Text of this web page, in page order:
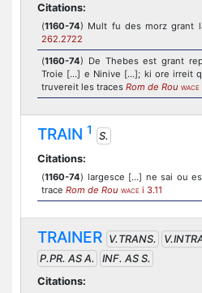
Citations:
(1160-74) Mult fu des morz grant
262.2722
(1160-74) De Thebes est grant
Troie [...] e Ninive [...]; ki ore irreit
truvereit les traces Rom de Rou WACE
TRAIN 1
S.
Citations:
(1160-74) largesce [...] ne sai ou
trace Rom de Rou WACE i 3.11
TRAINER V.TRANS.
P.PR. AS A.
INF. AS S.
Citations: